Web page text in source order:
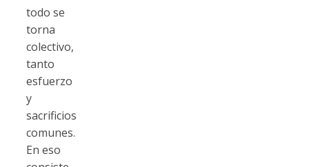
todo se
torna
colectivo,
tanto
esfuerzo
y
sacrificios
comunes.
En eso